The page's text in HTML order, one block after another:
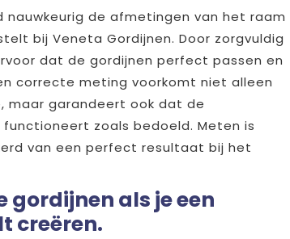
de afmetingen van het raam
bij Veneta Gordijnen. Door zorgvuldig
dat de gordijnen perfect passen en
correcte meting voorkomt niet alleen
maar garandeert ook dat de
zoals bedoeld. Meten is
van een perfect resultaat bij het
gordijnen als je een
creëren.